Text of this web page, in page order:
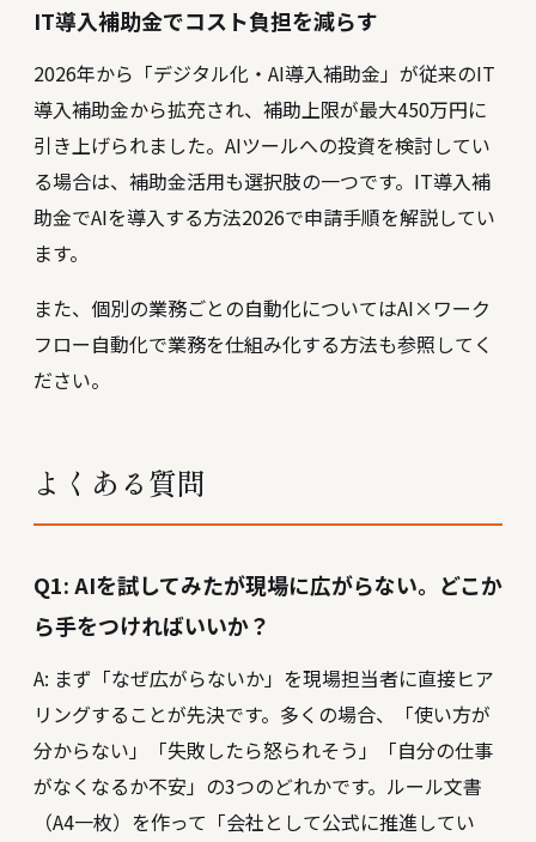
IT導入補助金でコスト負担を減らす
2026年から「デジタル化・AI導入補助金」が従来のIT
導入補助金から拡充され、補助上限が最大450万円に
引き上げられました。AIツールへの投資を検討してい
る場合は、補助金活用も選択肢の一つです。 IT導入補
助金でAIを導入する方法2026で申請手順を解説してい
ます。
また、個別の業務ごとの自動化についてはAI×ワーク
フロー自動化で業務を仕組み化する方法も参照してく
ださい。
よくある質問
Q1: AIを試してみたが現場に広がらない。どこか
ら手をつければいいか？
A: まず「なぜ広がらないか」を現場担当者に直接ヒア
リングすることが先決です。多くの場合、「使い方が
分からない」「失敗したら怒られそう」「自分の仕事
がなくなるか不安」の3つのどれかです。ルール文書
（A4一枚）を作って「会社として公式に推進してい